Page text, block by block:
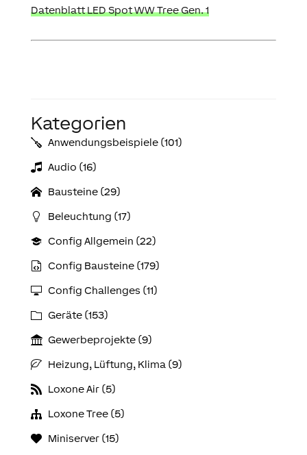
Datenblatt LED Spot WW Tree Gen. 1
Kategorien
Anwendungs­­­beispiele (101)
Audio (16)
Bausteine (29)
Beleuchtung (17)
Config Allgemein (22)
Config Bausteine (179)
Config Challenges (11)
Geräte (153)
Gewerbeprojekte (9)
Heizung, Lüftung, Klima (9)
Loxone Air (5)
Loxone Tree (5)
Miniserver (15)